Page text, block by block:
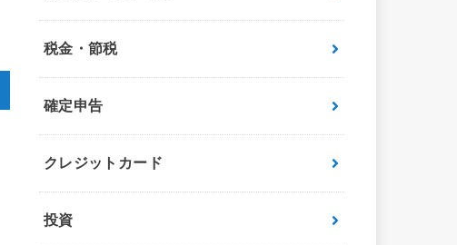
税金・節税
確定申告
クレジットカード
投資